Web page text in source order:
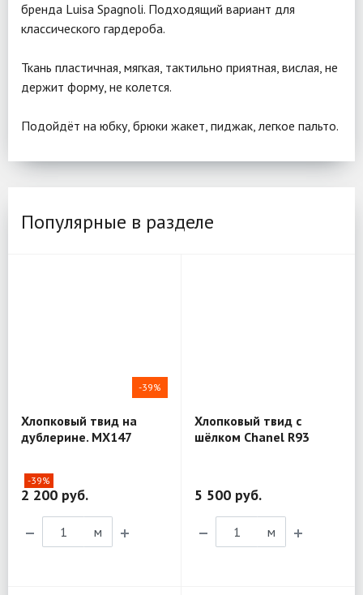
бренда Luisa Spagnoli. Подходящий вариант для
классического гардероба.
Ткань пластичная, мягкая, тактильно приятная, вислая, не
держит форму, не колется.
Подойдёт на юбку, брюки жакет, пиджак, легкое пальто.
Популярные в разделе
-39%
Хлопковый твид на
дублерине. MX147
-39%
2 200 руб.
м
Хлопковый твид с
шёлком Chanel R93
5 500 руб.
м